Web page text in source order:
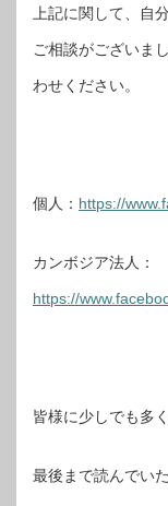
上記に関して、自
ご相談がございま
わせください。
個人： https://
カンボジア法人：
https://
皆様に少しでも多
最後まで読んでい